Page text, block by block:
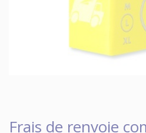
Frais de renvoie